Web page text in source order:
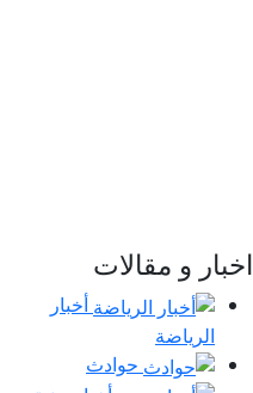
اخبار و مقالات
أخبار
الرياضة
حوادث